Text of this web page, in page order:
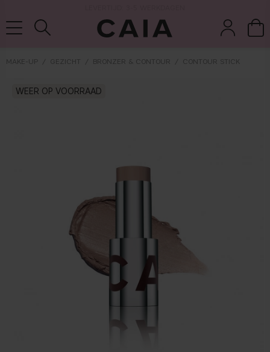
MAKE-UP GEZICHT BRONZER & CONTOUR CONTOUR STICK
WEER OP VOORRAAD
parfum kits & sets